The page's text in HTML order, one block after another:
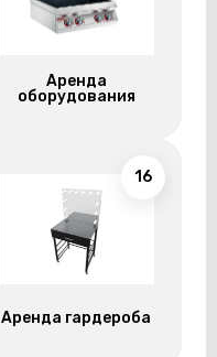
Аренда
оборудования
16
Аренда гардероба